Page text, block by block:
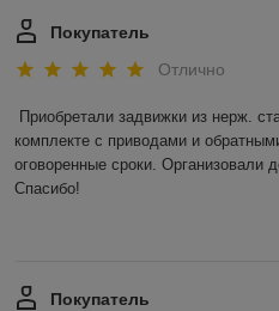
Покупатель
Отлично
Приобретали задвижки из нерж.
комплекте с приводами и
оговоренные сроки. Организовали
Спасибо!
Покупатель